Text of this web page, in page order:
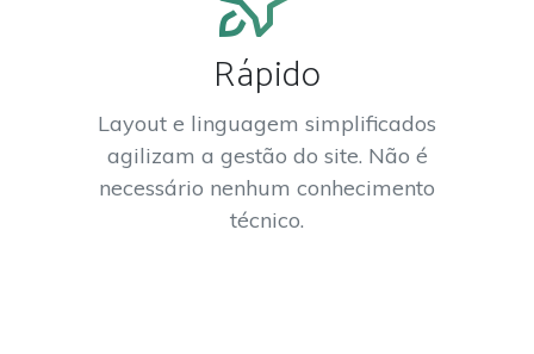
Rápido
Layout e linguagem simplificados
agilizam a gestão do site. Não é
necessário nenhum conhecimento
técnico.